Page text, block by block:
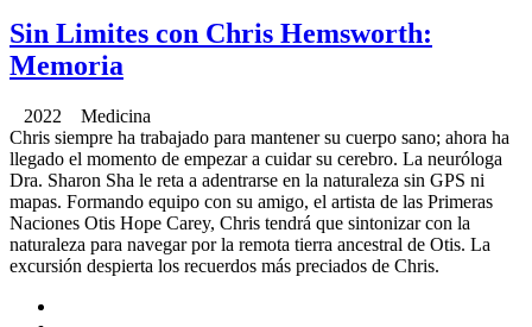
Sin Limites con Chris Hemsworth:
Memoria
2022 Medicina
Chris siempre ha trabajado para mantener su cuerpo sano; ahora ha
llegado el momento de empezar a cuidar su cerebro. La neuróloga
Dra. Sharon Sha le reta a adentrarse en la naturaleza sin GPS ni
mapas. Formando equipo con su amigo, el artista de las Primeras
Naciones Otis Hope Carey, Chris tendrá que sintonizar con la
naturaleza para navegar por la remota tierra ancestral de Otis. La
excursión despierta los recuerdos más preciados de Chris.